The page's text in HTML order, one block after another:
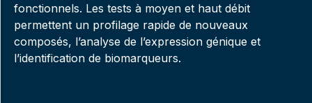
fonctionnels. Les tests à moyen et haut débit
permettent un profilage rapide de nouveaux
composés, l’analyse de l’expression génique et
l’identification de biomarqueurs.